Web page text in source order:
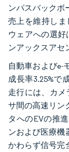
ンパスバックボ
売上を維持し
ウェアへの選好
ンアックスアセ
自動車およびe-
成長率3.25%で
走行には、カメ
サ間の高速リン
タへのEVの推
ンおよび医療機
かわらず信号完